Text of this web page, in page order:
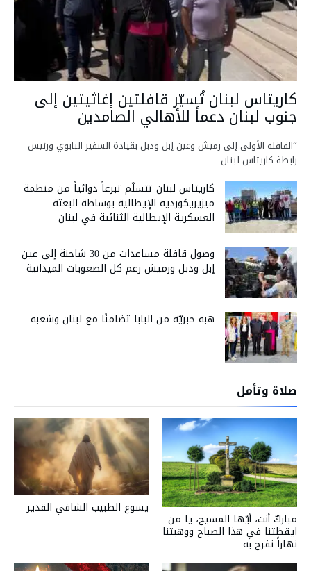
كاريتاس لبنان تُسيّر قافلتين إغاثيتين إلى
جنوب لبنان دعماً للأهالي الصامدين
“القافلة الأولى إلى رميش وعين إبل ودبل بقيادة السفير البابوي ورئيس
رابطة كاريتاس لبنان …
كاريتاس لبنان تتسلّم تبرعاً دوائياً من منظمة
ميزيريكورديه الإيطالية بوساطة البعثة
العسكرية الإيطالية الثنائية في لبنان
وصول قافلة مساعدات من 30 شاحنة إلى عين
إبل ودبل ورميش رغم كل الصعوبات الميدانية
هبة حبريّة من البابا تضامنًا مع لبنان وشعبه
صلاة وتأمل
يسوع الطبيب الشافي القدير
مباركٌ أنت، أيّها المسيح، يا من
ايقظتنا في هذا الصباح ووهبتنا
نهاراً نفرح به